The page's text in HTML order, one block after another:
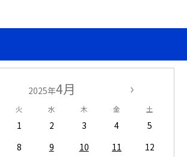
2025年4月
火 水 木 金 土
1 2 3 4
5
8 9 10 11
12